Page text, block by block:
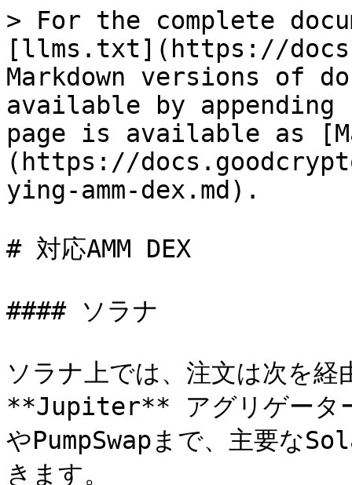
> For the complete
[llms.txt](https://
Markdown versions of
available by
page is available as
(https://
ying-amm-dex.md).
# 対応AMM DEX
#### ソラナ
ソラナ上では、注文は次を
**Jupiter** アグリゲータ
やPumpSwapまで、主要な
きます。